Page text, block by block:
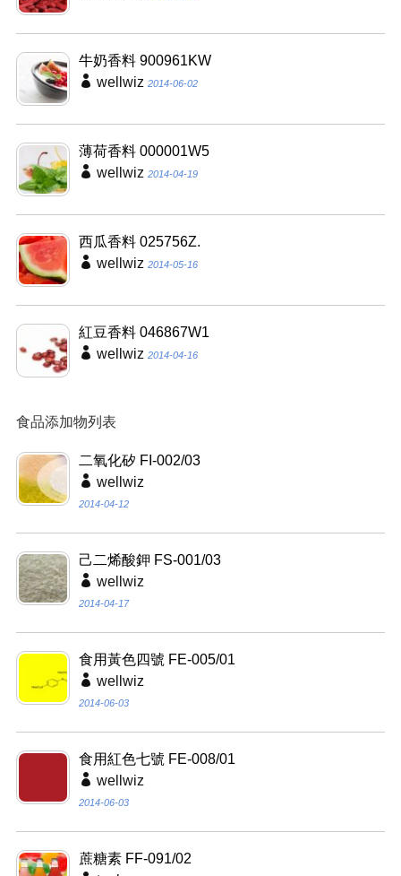
牛奶香料 900961KW
wellwiz 2014-06-02
薄荷香料 000001W5
wellwiz 2014-04-19
西瓜香料 025756Z.
wellwiz 2014-05-16
紅豆香料 046867W1
wellwiz 2014-04-16
食品添加物列表
二氧化矽 FI-002/03
wellwiz
2014-04-12
己二烯酸鉀 FS-001/03
wellwiz
2014-04-17
食用黃色四號 FE-005/01
wellwiz
2014-06-03
食用紅色七號 FE-008/01
wellwiz
2014-06-03
蔗糖素 FF-091/02